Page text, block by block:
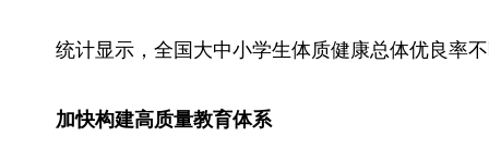
统计显示，全国大中小学生体质健康总体优良率
加快构建高质量教育体系